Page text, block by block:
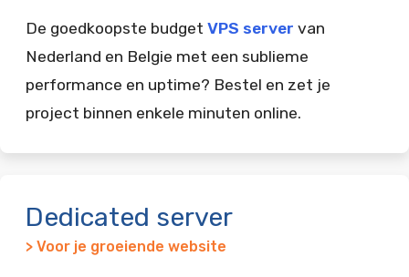
De goedkoopste budget VPS server van
Nederland en Belgie met een sublieme
performance en uptime? Bestel en zet je
project binnen enkele minuten online.
Dedicated server
> Voor je groeiende website